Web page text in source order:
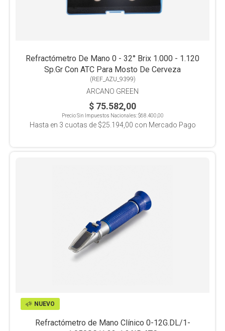
Refractómetro De Mano 0 - 32° Brix 1.000 - 1.120
Sp.Gr Con ATC Para Mosto De Cerveza
(REF_AZU_9399)
ARCANO GREEN
$ 75.582,00
Precio Sin Impuestos Nacionales:$68.400,00
Hasta en 3 cuotas de $25.194,00 con Mercado Pago
NUEVO
Refractómetro de Mano Clínico 0-12G.DL/1-